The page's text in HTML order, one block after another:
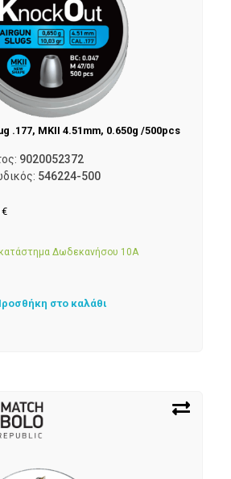
.177, MKII 4.51mm, 0.650g /500pcs
9020052372
546224-500
€
κατάστημα Δωδεκανήσου 10Α
στο καλάθι